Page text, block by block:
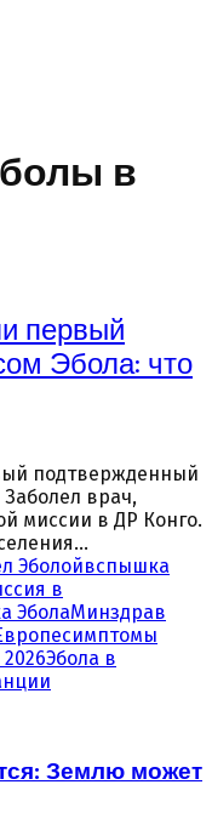
в
первый
Эбола: что
подтвержденный
врач,
миссии в ДР Конго.
Эболойвспышка
в
ЭболаМинздрав
симптомы
Эбола в
Землю может